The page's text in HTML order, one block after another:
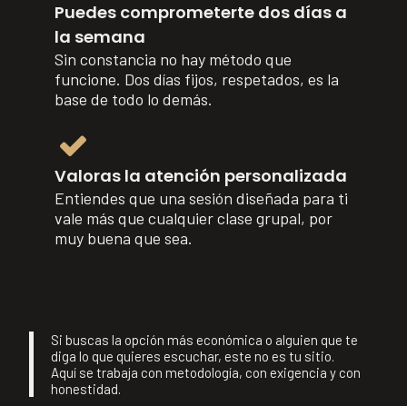
Puedes comprometerte dos días a
la semana
Sin constancia no hay método que
funcione. Dos días fijos, respetados, es la
base de todo lo demás.
Valoras la atención personalizada
Entiendes que una sesión diseñada para ti
vale más que cualquier clase grupal, por
muy buena que sea.
Si buscas la opción más económica o alguien que te
diga lo que quieres escuchar, este no es tu sitio.
Aquí se trabaja con metodología, con exigencia y con
honestidad.